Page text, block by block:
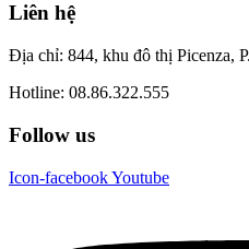
Liên hệ
Địa chỉ: 844, khu đô thị Picenza,
Hotline: 08.86.322.555
Follow us
Icon-facebookYoutube